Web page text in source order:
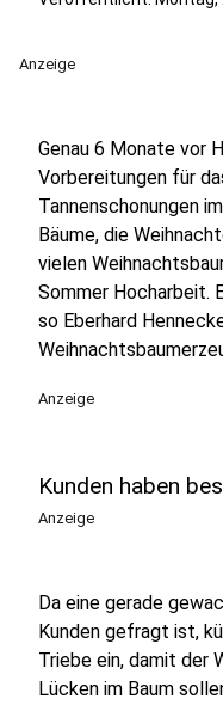
Anzeige
Genau 6 Monate vor
Vorbereitungen für
Tannenschonungen
Bäume, die
vielen
Sommer Hocharbeit.
so Eberhard
Anzeige
Kunden haben
Anzeige
Da eine gerade
Kunden gefragt ist,
Triebe ein, damit der
Lücken im Baum